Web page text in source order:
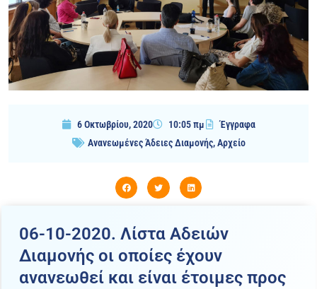
6 Οκτωβρίου, 2020 10:05 πμ
Έγγραφα
Ανανεωμένες Άδειες Διαμονής,Αρχείο
06-10-2020. Λίστα Αδειών
Διαμονής οι οποίες έχουν
ανανεωθεί και είναι έτοιμες προς